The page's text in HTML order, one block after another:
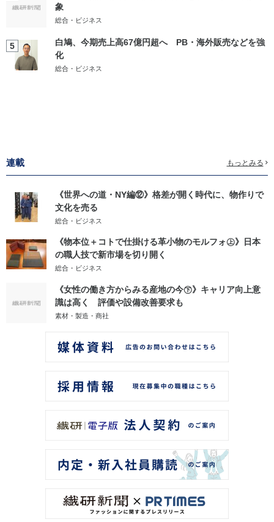
象
総合・ビジネス
5
白鳩、今期売上高67億円超へ PB・海外販売などを強
化
総合・ビジネス
連載 もっとみる
《世界への道・NY編⑫》格差が開く時代に、物作りで
文化を売る
総合・ビジネス
《物本位＋コトで仕掛ける革小物のモルフォ㊤》日本
の職人技で新市場を切り開く
総合・ビジネス
《女性の働き方からみる産地の今㊦》キャリア向上意
識は高く 評価や設備改善要求も
素材・製造・商社